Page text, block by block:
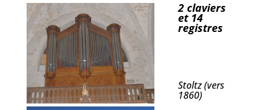
2 claviers
et 14
registres
Stoltz (vers
1860)